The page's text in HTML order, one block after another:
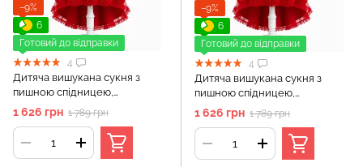
−9%
6
Готовий до відправки
4
Дитяча вишукана сукня з
пишною спідницею,
Червоний, 100 см, 3-4 роки
1 626 грн 1 789 грн
−9%
6
Готовий до відправки
4
Дитяча вишукана сукня з
пишною спідницею,
Червоний, 110 см, 4-5 років
1 626 грн 1 789 грн